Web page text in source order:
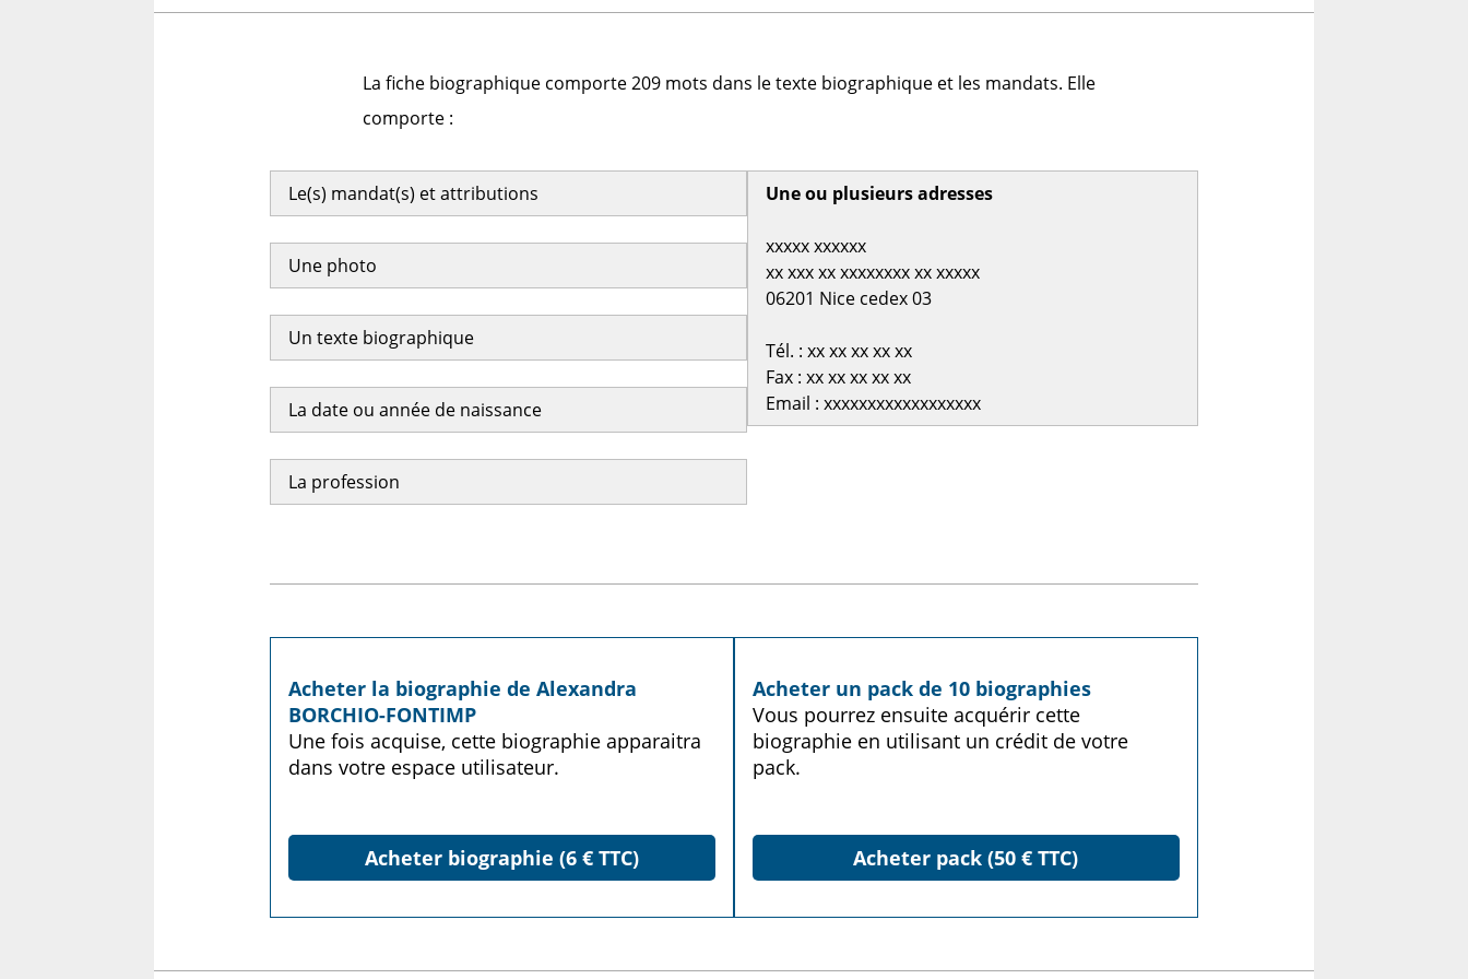
La fiche biographique comporte 209 mots dans le texte biographique et les mandats. Elle
comporte :
Le(s) mandat(s) et attributions
Une photo
Un texte biographique
La date ou année de naissance
La profession
Une ou plusieurs adresses
xxxxx xxxxxx
xx xxx xx xxxxxxxx xx xxxxx
06201 Nice cedex 03
Tél. : xx xx xx xx xx
Fax : xx xx xx xx xx
Email : xxxxxxxxxxxxxxxxxx
Acheter la biographie de Alexandra
BORCHIO-FONTIMP
Une fois acquise, cette biographie apparaitra
dans votre espace utilisateur.
Acheter biographie (6 € TTC)
Acheter un pack de 10 biographies
Vous pourrez ensuite acquérir cette
biographie en utilisant un crédit de votre
pack.
Acheter pack (50 € TTC)